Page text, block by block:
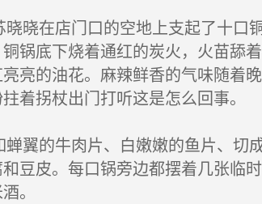
晓在店门口的空地上支起了十口
锅底下烧着通红的炭火，火苗舔
亮的油花。麻辣鲜香的气味随着
着拐杖出门打听这是怎么回事。
翼的牛肉片、白嫩嫩的鱼片、切
豆皮。每口锅旁边都摆着几张临
。